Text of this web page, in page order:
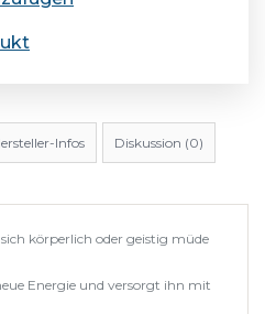
Infos Diskussion (0)
sich körperlich oder geistig müde
Energie und versorgt ihn mit